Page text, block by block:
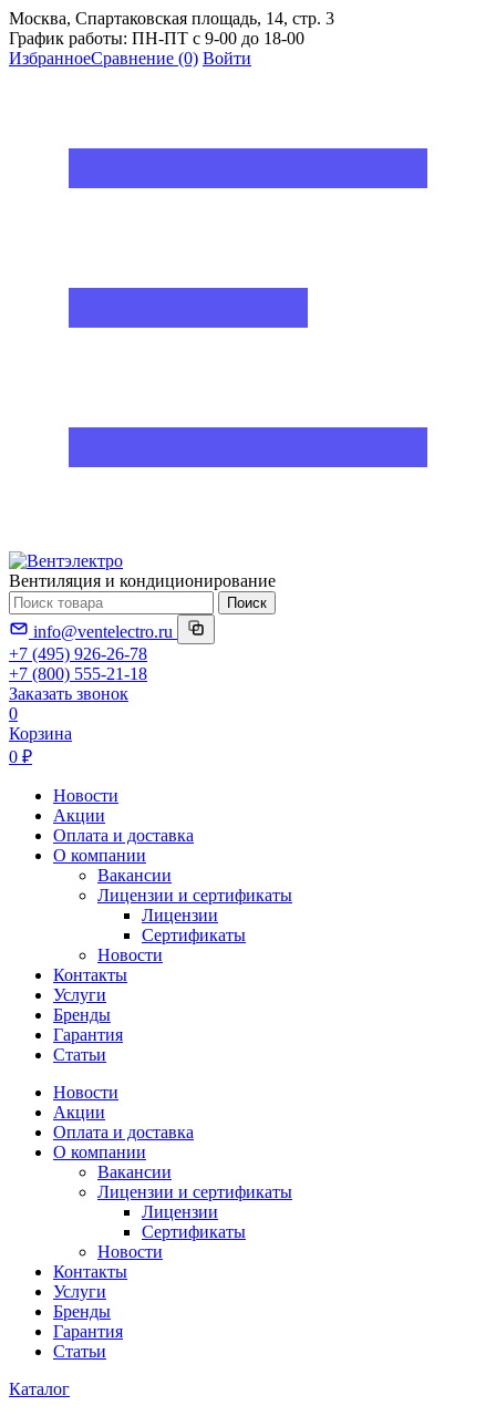
Москва, Спартаковская площадь, 14, стр. 3
График работы: ПН-ПТ с 9-00 до 18-00
ИзбранноеСравнение (0) Войти
Вентиляция и кондиционирование
Поиск
info@ventelectro.ru
+7 (495) 926-26-78
+7 (800) 555-21-18
Заказать звонок
0
Корзина
0 ₽
Новости
Акции
Оплата и доставка
О компании
Вакансии
Лицензии и сертификаты
Лицензии
Сертификаты
Новости
Контакты
Услуги
Бренды
Гарантия
Статьи
Новости
Акции
Оплата и доставка
О компании
Вакансии
Лицензии и сертификаты
Лицензии
Сертификаты
Новости
Контакты
Услуги
Бренды
Гарантия
Статьи
Каталог